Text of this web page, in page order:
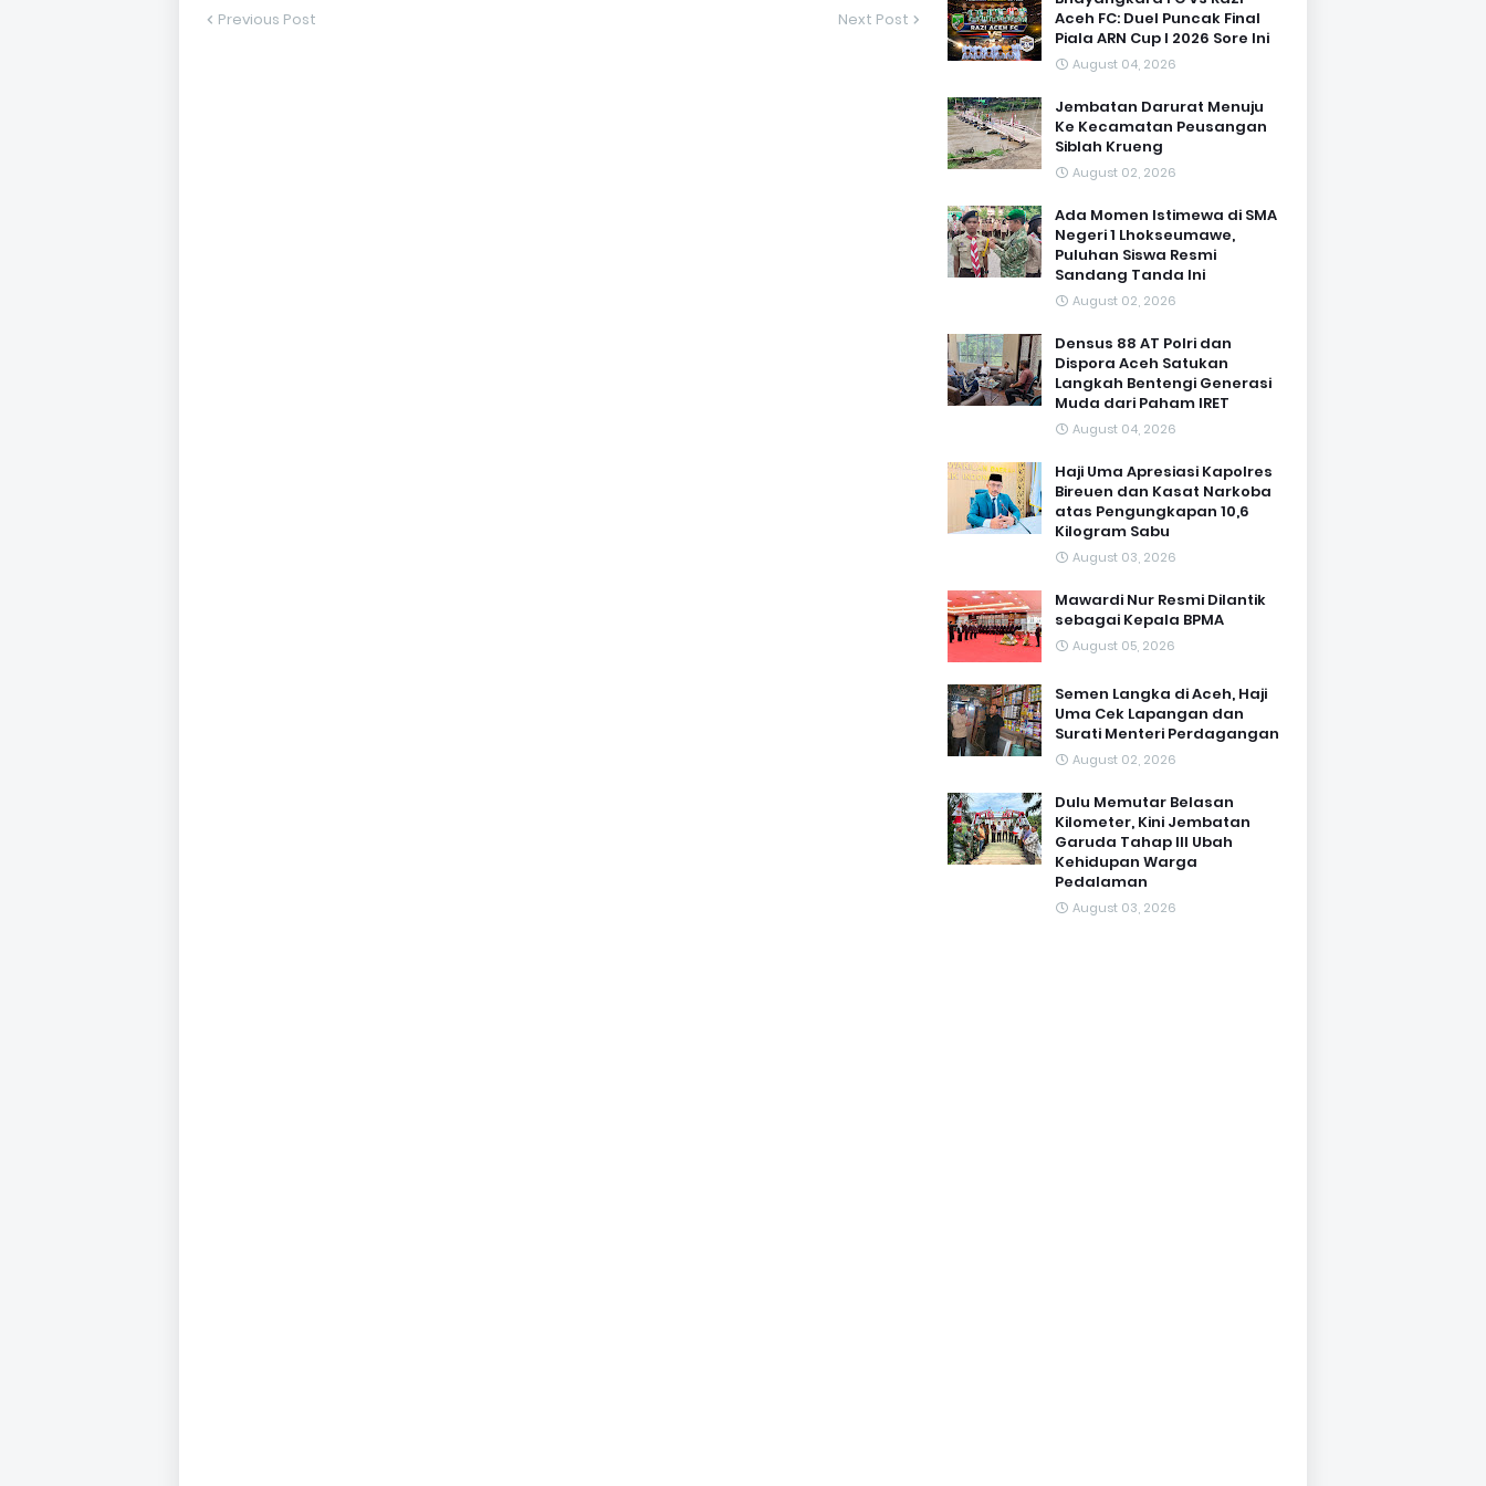
Previous Post Next Post
Aceh FC: Duel Puncak Final
Piala ARN Cup I 2026 Sore Ini
August 04, 2026
Jembatan Darurat Menuju
Ke Kecamatan Peusangan
Siblah Krueng
August 02, 2026
Ada Momen Istimewa di SMA
Negeri 1 Lhokseumawe,
Puluhan Siswa Resmi
Sandang Tanda Ini
August 02, 2026
Densus 88 AT Polri dan
Dispora Aceh Satukan
Langkah Bentengi Generasi
Muda dari Paham IRET
August 04, 2026
Haji Uma Apresiasi Kapolres
Bireuen dan Kasat Narkoba
atas Pengungkapan 10,6
Kilogram Sabu
August 03, 2026
Mawardi Nur Resmi Dilantik
sebagai Kepala BPMA
August 05, 2026
Semen Langka di Aceh, Haji
Uma Cek Lapangan dan
Surati Menteri Perdagangan
August 02, 2026
Dulu Memutar Belasan
Kilometer, Kini Jembatan
Garuda Tahap III Ubah
Kehidupan Warga
Pedalaman ‎
August 03, 2026